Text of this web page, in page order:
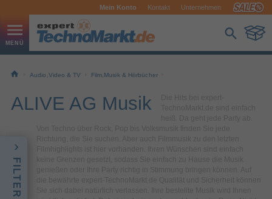
Mein Konto Kontakt Unternehmen
FILTER
Audio,Video & TV Film,Musik & Hörbücher
ALIVE AG Musik